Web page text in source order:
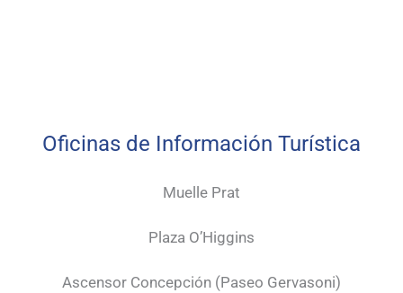
Oficinas de Información Turística
Muelle Prat
Plaza O’Higgins
Ascensor Concepción (Paseo Gervasoni)